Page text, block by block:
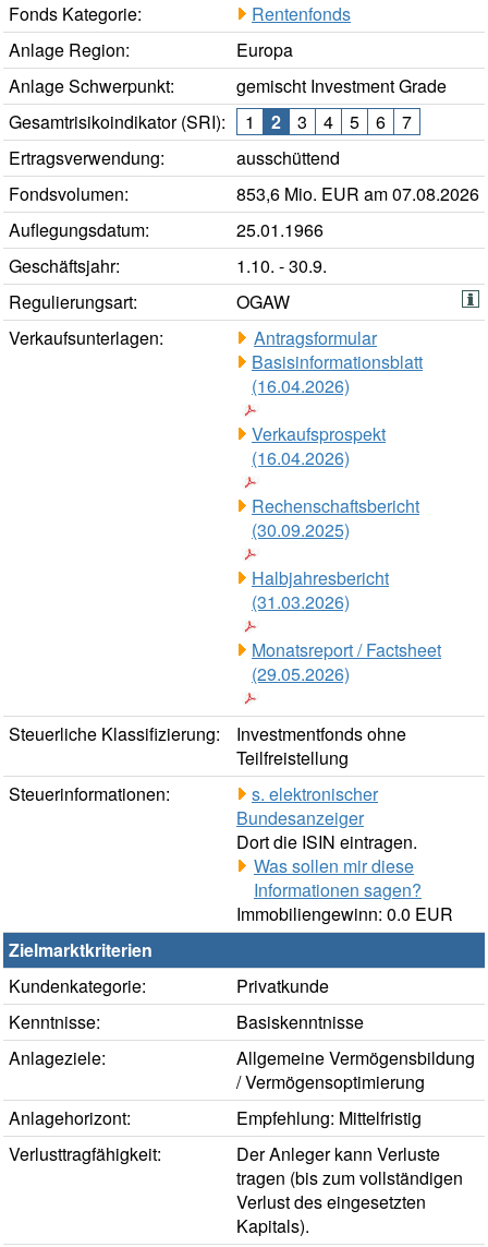
Fonds Kategorie:
Rentenfonds
Anlage Region:
Europa
Anlage Schwerpunkt:
gemischt Investment Grade
Gesamtrisikoindikator (SRI):
1 2 3 4 5 6
7
Ertragsverwendung:
ausschüttend
Fondsvolumen:
853,6 Mio. EUR am 07.08.2026
Auflegungsdatum:
25.01.1966
Geschäftsjahr:
1.10. - 30.9.
Regulierungsart:
OGAW
Verkaufsunterlagen:
Antragsformular
Basisinformationsblatt
(16.04.2026)
Verkaufsprospekt
(16.04.2026)
Rechenschaftsbericht
(30.09.2025)
Halbjahresbericht
(31.03.2026)
Monatsreport / Factsheet
(29.05.2026)
Steuerliche Klassifizierung:
Investmentfonds ohne
Teilfreistellung
Steuerinformationen:
s. elektronischer
Bundesanzeiger
Dort die ISIN eintragen.
Was sollen mir diese
Informationen sagen?
Immobiliengewinn: 0.0 EUR
Zielmarktkriterien
Kundenkategorie:
Privatkunde
Kenntnisse:
Basiskenntnisse
Anlageziele:
Allgemeine Vermögensbildung
/ Vermögensoptimierung
Anlagehorizont:
Empfehlung: Mittelfristig
Verlusttragfähigkeit:
Der Anleger kann Verluste
tragen (bis zum vollständigen
Verlust des eingesetzten
Kapitals).